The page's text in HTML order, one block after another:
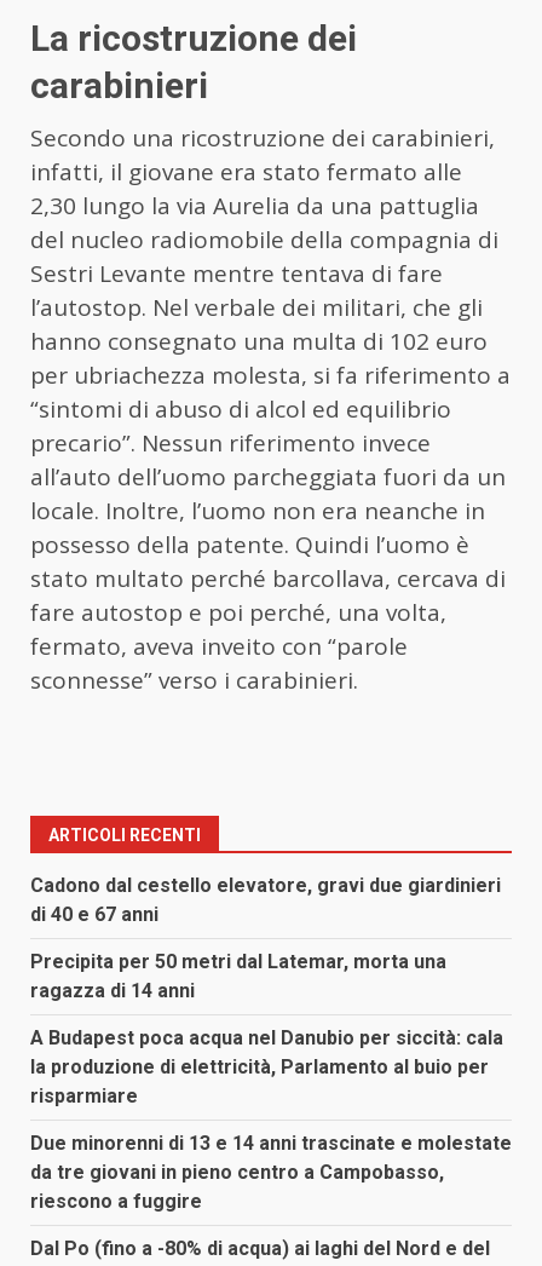
La ricostruzione dei
carabinieri
Secondo una ricostruzione dei carabinieri,
infatti, il giovane era stato fermato alle
2,30 lungo la via Aurelia da una pattuglia
del nucleo radiomobile della compagnia di
Sestri Levante mentre tentava di fare
l’autostop. Nel verbale dei militari, che gli
hanno consegnato una multa di 102 euro
per ubriachezza molesta, si fa riferimento a
“sintomi di abuso di alcol ed equilibrio
precario”. Nessun riferimento invece
all’auto dell’uomo parcheggiata fuori da un
locale. Inoltre, l’uomo non era neanche in
possesso della patente. Quindi l’uomo è
stato multato perché barcollava, cercava di
fare autostop e poi perché, una volta,
fermato, aveva inveito con “parole
sconnesse” verso i carabinieri.
ARTICOLI RECENTI
Cadono dal cestello elevatore, gravi due giardinieri
di 40 e 67 anni
Precipita per 50 metri dal Latemar, morta una
ragazza di 14 anni
A Budapest poca acqua nel Danubio per siccità: cala
la produzione di elettricità, Parlamento al buio per
risparmiare
Due minorenni di 13 e 14 anni trascinate e molestate
da tre giovani in pieno centro a Campobasso,
riescono a fuggire
Dal Po (fino a -80% di acqua) ai laghi del Nord e del